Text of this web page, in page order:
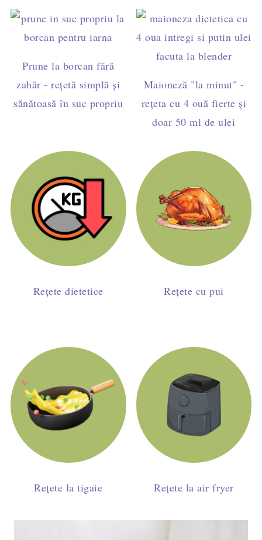
Prune la borcan fără
zahăr - rețetă simplă și
sănătoasă în suc propriu
Maioneză "la minut" -
rețeta cu 4 ouă fierte și
doar 50 ml de ulei
Rețete dietetice Rețete cu pui
Rețete la tigaie Rețete la air fryer